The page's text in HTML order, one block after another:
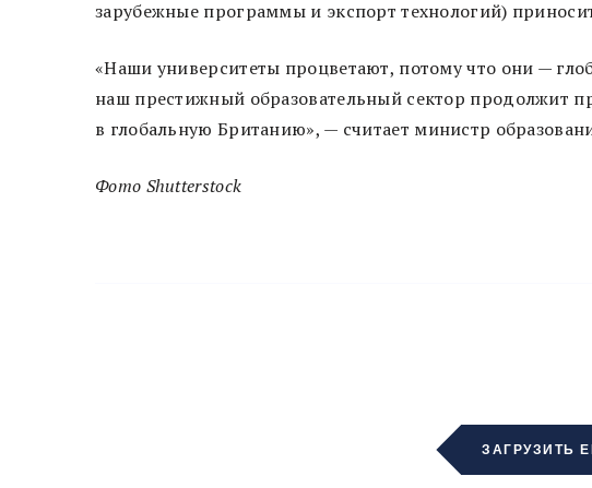
зарубежные программы и экспорт технологий)
«Наши университеты процветают, потому что они —
наш престижный образовательный сектор продолжит
в глобальную Британию», — считает министр
Фото Shutterstock
ЗАГРУЗИТЬ